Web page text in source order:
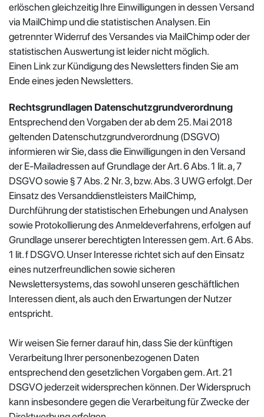
erlöschen gleichzeitig Ihre Einwilligungen in dessen Versand
via MailChimp und die statistischen Analysen. Ein
getrennter Widerruf des Versandes via MailChimp oder der
statistischen Auswertung ist leider nicht möglich.
Einen Link zur Kündigung des Newsletters finden Sie am
Ende eines jeden Newsletters.
Rechtsgrundlagen Datenschutzgrundverordnung
Entsprechend den Vorgaben der ab dem 25. Mai 2018
geltenden Datenschutzgrundverordnung (DSGVO)
informieren wir Sie, dass die Einwilligungen in den Versand
der E-Mailadressen auf Grundlage der Art. 6 Abs. 1 lit. a, 7
DSGVO sowie § 7 Abs. 2 Nr. 3, bzw. Abs. 3 UWG erfolgt. Der
Einsatz des Versanddienstleisters MailChimp,
Durchführung der statistischen Erhebungen und Analysen
sowie Protokollierung des Anmeldeverfahrens, erfolgen auf
Grundlage unserer berechtigten Interessen gem. Art. 6 Abs.
1 lit. f DSGVO. Unser Interesse richtet sich auf den Einsatz
eines nutzerfreundlichen sowie sicheren
Newslettersystems, das sowohl unseren geschäftlichen
Interessen dient, als auch den Erwartungen der Nutzer
entspricht.
Wir weisen Sie ferner darauf hin, dass Sie der künftigen
Verarbeitung Ihrer personenbezogenen Daten
entsprechend den gesetzlichen Vorgaben gem. Art. 21
DSGVO jederzeit widersprechen können. Der Widerspruch
kann insbesondere gegen die Verarbeitung für Zwecke der